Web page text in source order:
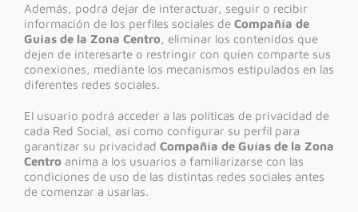
Además, podrá dejar de interactuar, seguir o recibir
información de los perfiles sociales de Compañía de
Guías de la Zona Centro, eliminar los contenidos que
dejen de interesarte o restringir con quien comparte sus
conexiones, mediante los mecanismos estipulados en las
diferentes redes sociales.
El usuario podrá acceder a las políticas de privacidad de
cada Red Social, así como configurar su perfil para
garantizar su privacidad Compañía de Guías de la Zona
Centroanima a los usuarios a familiarizarse con las
condiciones de uso de las distintas redes sociales antes
de comenzar a usarlas.